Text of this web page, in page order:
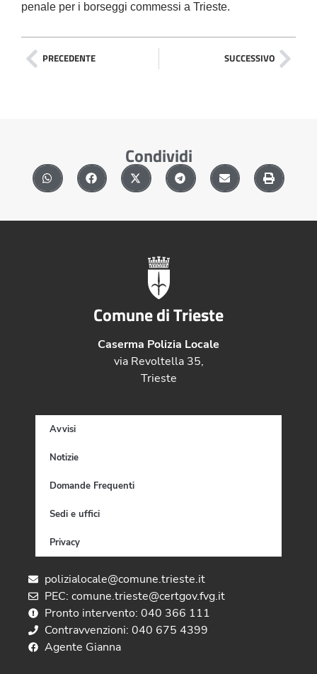
penale per i borseggi commessi a Trieste.
PRECEDENTE SUCCESSIVO
Condividi
Comune di Trieste
Caserma Polizia Locale
via Revoltella 35,
Trieste
Avvisi
Notizie
Domande Frequenti
Sedi e uffici
Privacy
polizialocale@comune.trieste.it
PEC: comune.trieste@certgov.fvg.it
Pronto intervento: 040 366 111
Contravvenzioni: 040 675 4399
Agente Gianna